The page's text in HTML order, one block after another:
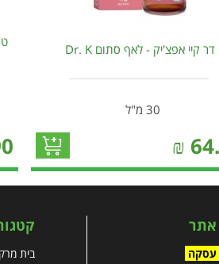
דר קיי אפצ'יק - לאף סתום Dr. K
30 מ"ל
₪
עסקה
בית